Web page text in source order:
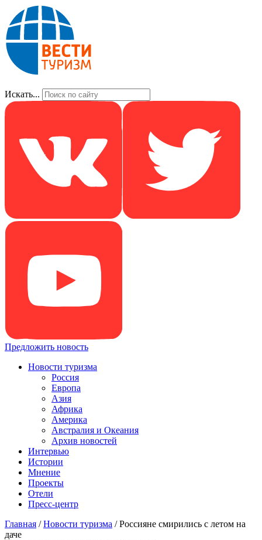
Искать...
Предложить новость
Новости туризма
Россия
Европа
Азия
Африка
Америка
Австралия и Океания
Архив новостей
Интервью
Истории
Мнение
Проекты
Отели
Пресс-центр
Главная /Новости туризма /Россияне смирились с летом на
даче